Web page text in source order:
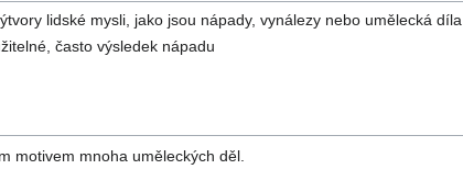
lidské mysli, jako jsou nápady, vynálezy nebo umělecká díla
často výsledek nápadu
motivem mnoha uměleckých děl.